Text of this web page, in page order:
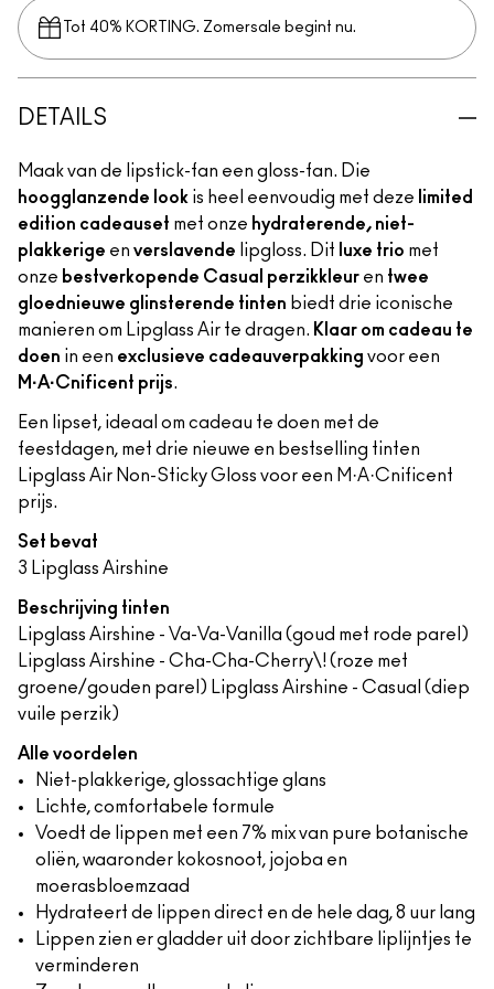
Tot 40% KORTING. Zomersale begint nu.
DETAILS
Maak van de lipstick-fan een gloss-fan. Die
hoogglanzende look is heel eenvoudig met deze limited
edition cadeauset met onze hydraterende, niet-
plakkerige en verslavende lipgloss. Dit luxe trio met
onze bestverkopende Casual perzikkleur en twee
gloednieuwe glinsterende tinten biedt drie iconische
manieren om Lipglass Air te dragen. Klaar om cadeau te
doen in een exclusieve cadeauverpakking voor een
M·A·Cnificent prijs.
Een lipset, ideaal om cadeau te doen met de
feestdagen, met drie nieuwe en bestselling tinten
Lipglass Air Non-Sticky Gloss voor een M·A·Cnificent
prijs.
Set bevat
3 Lipglass Airshine
Beschrijving tinten
Lipglass Airshine - Va-Va-Vanilla (goud met rode parel)
Lipglass Airshine - Cha-Cha-Cherry\! (roze met
groene/gouden parel) Lipglass Airshine - Casual (diep
vuile perzik)
Alle voordelen
Niet-plakkerige, glossachtige glans
Lichte, comfortabele formule
Voedt de lippen met een 7% mix van pure botanische
oliën, waaronder kokosnoot, jojoba en
moerasbloemzaad
Hydrateert de lippen direct en de hele dag, 8 uur lang
Lippen zien er gladder uit door zichtbare liplijntjes te
verminderen